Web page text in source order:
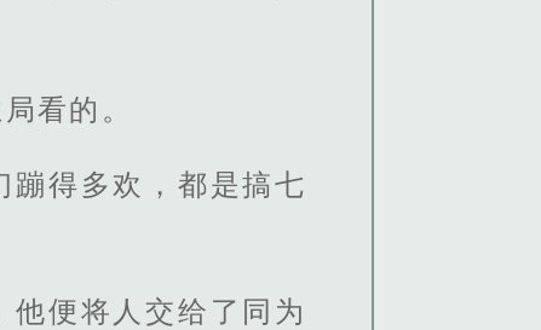
看的。
蹦得多欢，都是搞七
他便将人交给了同为